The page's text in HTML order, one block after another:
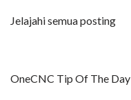
Jelajahi semua posting
OneCNC Tip Of The Day